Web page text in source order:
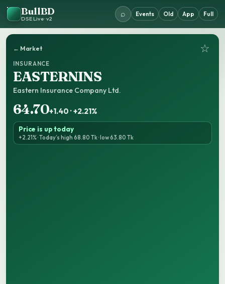
BullBD
DSE Live · v2
⌕ Events Old App Full
← Market ☆
INSURANCE
EASTERNINS
Eastern Insurance Company Ltd.
64.70+1.40 · +2.21%
Price is up today
+2.21% · Today’s high 68.80 Tk · low 63.80 Tk